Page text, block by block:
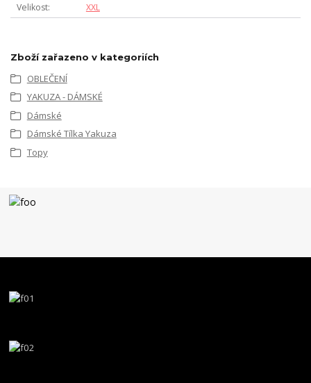
Velikost
XXL
Zboží zařazeno v kategoriích
OBLEČENÍ
YAKUZA - DÁMSKÉ
Dámské
Dámské Tílka Yakuza
Topy